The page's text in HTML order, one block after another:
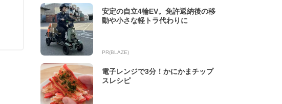
安定の自立4輪EV。免許返納後の移
動や小さな軽トラ代わりに
PR(BLAZE)
電子レンジで3分！かにかまチップ
スレシピ